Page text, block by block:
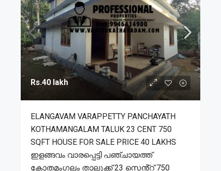
Rs.40 lakh
ELANGAVAM VARAPPETTY PANCHAYATH
KOTHAMANGALAM TALUK 23 CENT 750
SQFT HOUSE FOR SALE PRICE 40 LAKHS
ഇളങ്ങവം വാരപ്പെട്ടി പഞ്ചായത്ത്
കോതമംഗലം താലൂക്ക് 23 സെൻ്റ് 750